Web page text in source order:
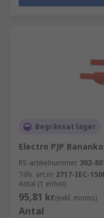
Begränsat lager
Electro PJP
RS-artikelnummer 302-
Tillv. art.nr 2717-IEC-
Antal (1 enhet)
95,81 kr(exkl. moms)
Antal